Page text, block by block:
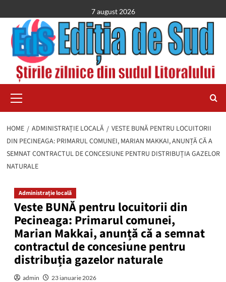
to
content
7 august 2026
Menu
HOME ADMINISTRAȚIE LOCALĂ
VESTE BUNĂ PENTRU LOCUITORII
DIN PECINEAGA: PRIMARUL COMUNEI, MARIAN MAKKAI, ANUNȚĂ CĂ A
SEMNAT CONTRACTUL DE CONCESIUNE PENTRU DISTRIBUȚIA GAZELOR
NATURALE
Administrație locală
Veste BUNĂ pentru locuitorii din
Pecineaga: Primarul comunei,
Marian Makkai, anunță că a semnat
contractul de concesiune pentru
distribuția gazelor naturale
admin 23 ianuarie 2026